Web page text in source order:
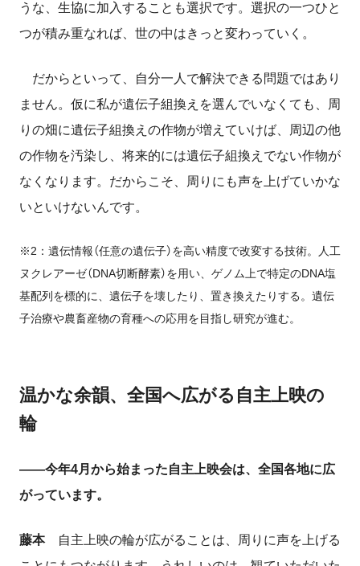
うな、生協に加入することも選択です。選択の一つひと
つが積み重なれば、世の中はきっと変わっていく。
だからといって、自分一人で解決できる問題ではあり
ません。仮に私が遺伝子組換えを選んでいなくても、周
りの畑に遺伝子組換えの作物が増えていけば、周辺の他
の作物を汚染し、将来的には遺伝子組換えでない作物が
なくなります。だからこそ、周りにも声を上げていかな
いといけないんです。
※2：遺伝情報（任意の遺伝子）を高い精度で改変する技術。人工
ヌクレアーゼ（DNA切断酵素）を用い、ゲノム上で特定のDNA塩
基配列を標的に、遺伝子を壊したり、置き換えたりする。遺伝
子治療や農畜産物の育種への応用を目指し研究が進む。
温かな余韻、全国へ広がる自主上映の
輪
――今年4月から始まった自主上映会は、全国各地に広
がっています。
藤本自主上映の輪が広がることは、周りに声を上げる